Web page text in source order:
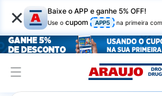
× Baixe o APP e ganhe 5% OFF!
Use o cupom APP5 na primeira